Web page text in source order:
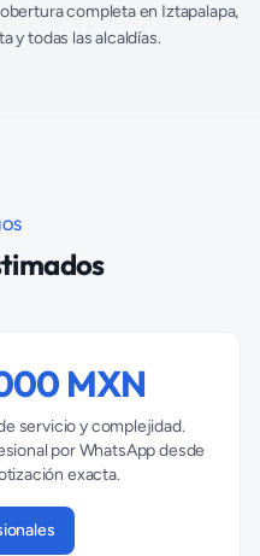
completa en Iztapalapa,
y todas las alcaldías.
MXN
servicio y complejidad.
por WhatsApp desde
exacta.